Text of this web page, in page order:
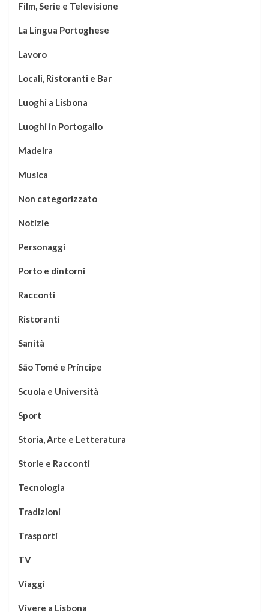
Film, Serie e Televisione
La Lingua Portoghese
Lavoro
Locali, Ristoranti e Bar
Luoghi a Lisbona
Luoghi in Portogallo
Madeira
Musica
Non categorizzato
Notizie
Personaggi
Porto e dintorni
Racconti
Ristoranti
Sanità
São Tomé e Príncipe
Scuola e Università
Sport
Storia, Arte e Letteratura
Storie e Racconti
Tecnologia
Tradizioni
Trasporti
TV
Viaggi
Vivere a Lisbona